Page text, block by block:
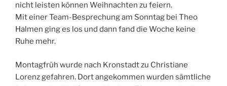
nicht leisten können Weihnachten zu feiern.
Mit einer Team-Besprechung am Sonntag bei Theo
Halmen ging es los und dann fand die Woche keine
Ruhe mehr.
Montagfrüh wurde nach Kronstadt zu Christiane
Lorenz gefahren. Dort angekommen wurden sämtliche